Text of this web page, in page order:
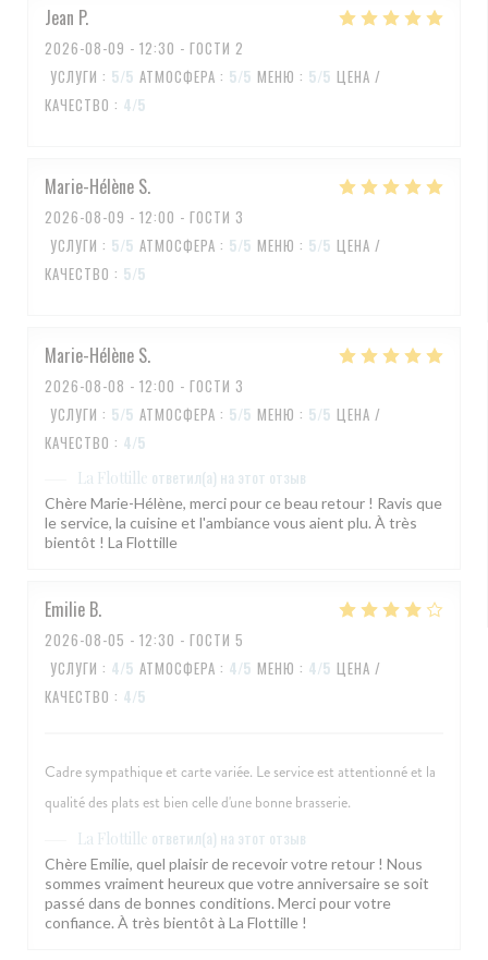
Jean P
2026-08-09 - 12:30 - ГОСТИ 2
УСЛУГИ : 5/5 АТМОСФЕРА : 5/5 МЕНЮ : 5/5 ЦЕНА /
КАЧЕСТВО : 4/5
Marie-Hélène S
2026-08-09 - 12:00 - ГОСТИ 3
УСЛУГИ : 5/5 АТМОСФЕРА : 5/5 МЕНЮ : 5/5 ЦЕНА /
КАЧЕСТВО : 5/5
Marie-Hélène S
2026-08-08 - 12:00 - ГОСТИ 3
УСЛУГИ : 5/5 АТМОСФЕРА : 5/5 МЕНЮ : 5/5 ЦЕНА /
КАЧЕСТВО : 4/5
La Flottille ответил(а) на этот отзыв
Chère Marie-Hélène, merci pour ce beau retour ! Ravis que
le service, la cuisine et l'ambiance vous aient plu. À très
bientôt ! La Flottille
Emilie B
2026-08-05 - 12:30 - ГОСТИ 5
УСЛУГИ : 4/5 АТМОСФЕРА : 4/5 МЕНЮ : 4/5 ЦЕНА /
КАЧЕСТВО : 4/5
Cadre sympathique et carte variée. Le service est attentionné et la
qualité des plats est bien celle d'une bonne brasserie.
La Flottille ответил(а) на этот отзыв
Chère Emilie, quel plaisir de recevoir votre retour ! Nous
sommes vraiment heureux que votre anniversaire se soit
passé dans de bonnes conditions. Merci pour votre
confiance. À très bientôt à La Flottille !